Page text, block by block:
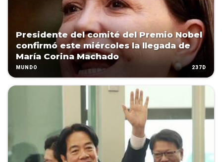
Presidente del comité del Premio Nobel
confirmó este miércoles la llegada de
María Corina Machado
MUNDO 237D